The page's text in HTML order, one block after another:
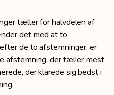
tæller for halvdelen af
det med at to
de to afstemninger, er
afstemning, der tæller mest.
der klarede sig bedst i